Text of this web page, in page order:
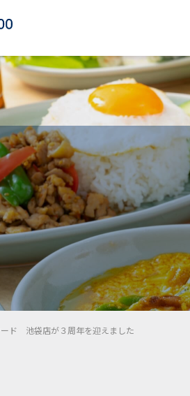
ド 池袋店が３周年を迎えました